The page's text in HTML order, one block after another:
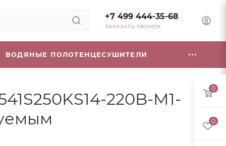
+7 499 444-35-68
ЗАКАЗАТЬ ЗВОНОК
ВОДЯНЫЕ ПОЛОТЕНЦЕСУШИТЕЛИ
220B-M1-
0
0